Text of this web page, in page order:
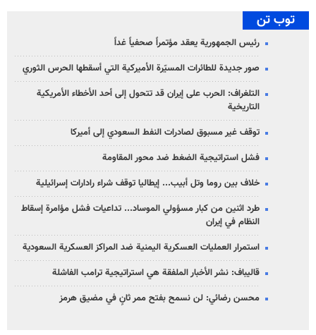
توب تن
رئيس الجمهورية يعقد مؤتمراً صحفياً غداً
صور جديدة للطائرات المسيّرة الأميركية التي أسقطها الحرس الثوري
التلغراف: الحرب على إيران قد تتحول إلى أحد الأخطاء الأمريكية
التاريخية
توقف غير مسبوق لصادرات النفط السعودي إلى أميركا
فشل استراتيجية الضغط ضد محور المقاومة
خلاف بين روما وتل أبيب... إيطاليا توقف شراء رادارات إسرائيلية
طرد اثنين من كبار مسؤولي الموساد... تداعيات فشل مؤامرة إسقاط
النظام في إيران
استمرار العمليات العسكرية اليمنية ضد المراكز العسكرية السعودية
قاليباف: نشر الأخبار الملفقة هي استراتيجية ترامب الفاشلة
محسن رضائي: لن نسمح بفتح ممر ثانٍ في مضيق هرمز